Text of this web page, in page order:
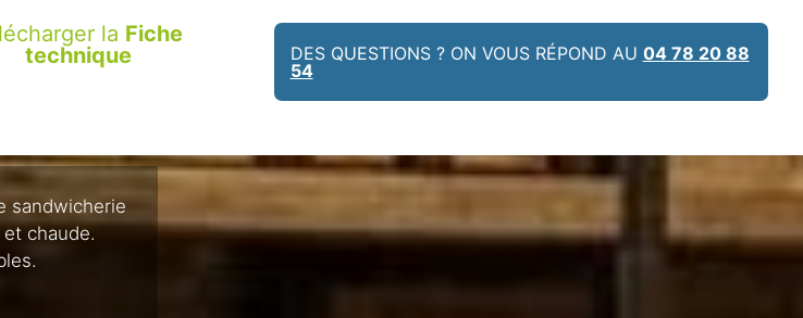
la Fiche
technique
DES QUESTIONS ? ON VOUS RÉPOND AU 04 78 20 88
54
sandwicherie
chaude.